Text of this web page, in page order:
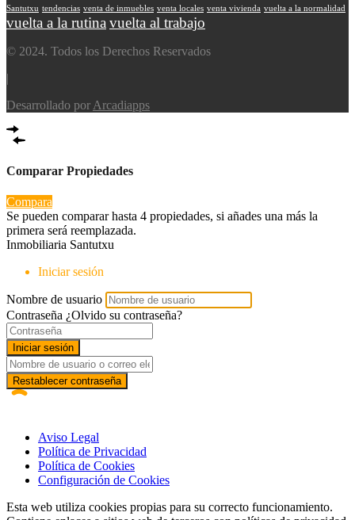
Santutxu tendencias venta de inmuebles venta locales venta vivienda vuelta a la normalidad
vuelta a la rutina vuelta al trabajo
© 2024. Todos los Derechos Reservados
|
Desarrollado por Arcadiapps
Comparar Propiedades
Compara
Se pueden comparar hasta 4 propiedades, si añades una más la
primera será reemplazada.
Inmobiliaria Santutxu
Iniciar sesión
Nombre de usuario
Contraseña ¿Olvido su contraseña?
Iniciar sesión
Restablecer contraseña
Aviso Legal
Política de Privacidad
Política de Cookies
Configuración de Cookies
Esta web utiliza cookies propias para su correcto funcionamiento.